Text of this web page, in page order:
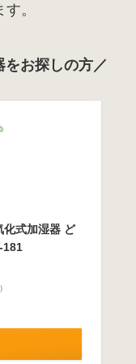
。
をお探しの方／
化式加湿器 ど
181